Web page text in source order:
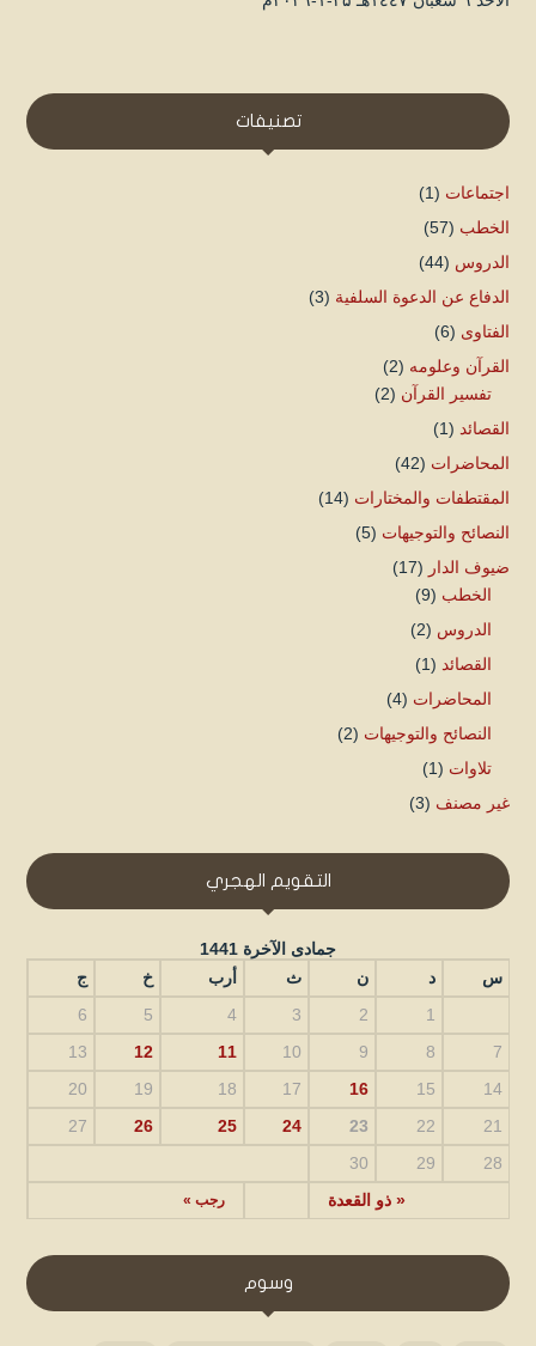
تصنيفات
اجتماعات (1)
الخطب (57)
الدروس (44)
الدفاع عن الدعوة السلفية (3)
الفتاوى (6)
القرآن وعلومه (2)
تفسير القرآن (2)
القصائد (1)
المحاضرات (42)
المقتطفات والمختارات (14)
النصائح والتوجيهات (5)
ضيوف الدار (17)
الخطب (9)
الدروس (2)
القصائد (1)
المحاضرات (4)
النصائح والتوجيهات (2)
تلاوات (1)
غير مصنف (3)
التقويم الهجري
جمادى الآخرة 1441
س
د ن ث أرب خ ج
« ذو القعدة رجب »
1
2
3
4
5
6
7
8
9
10
11
12
13
14
15
16
17
18
19
20
21
22
23
24
25
26
27
28
29
30
وسوم